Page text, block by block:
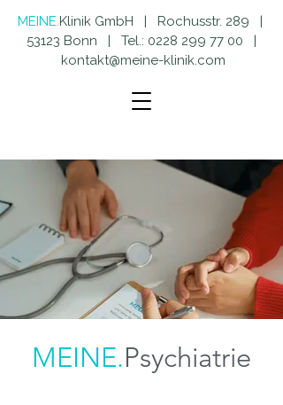
MEINE.Klinik GmbH | Rochusstr. 289 |
53123 Bonn | Tel.: 0228 299 77 00 |
kontakt@meine-klinik.com
MEINE.Psychiatrie